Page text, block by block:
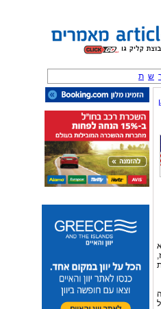
ש ת